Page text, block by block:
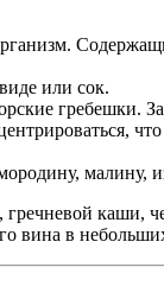
или сок.
гребешки.
вина в